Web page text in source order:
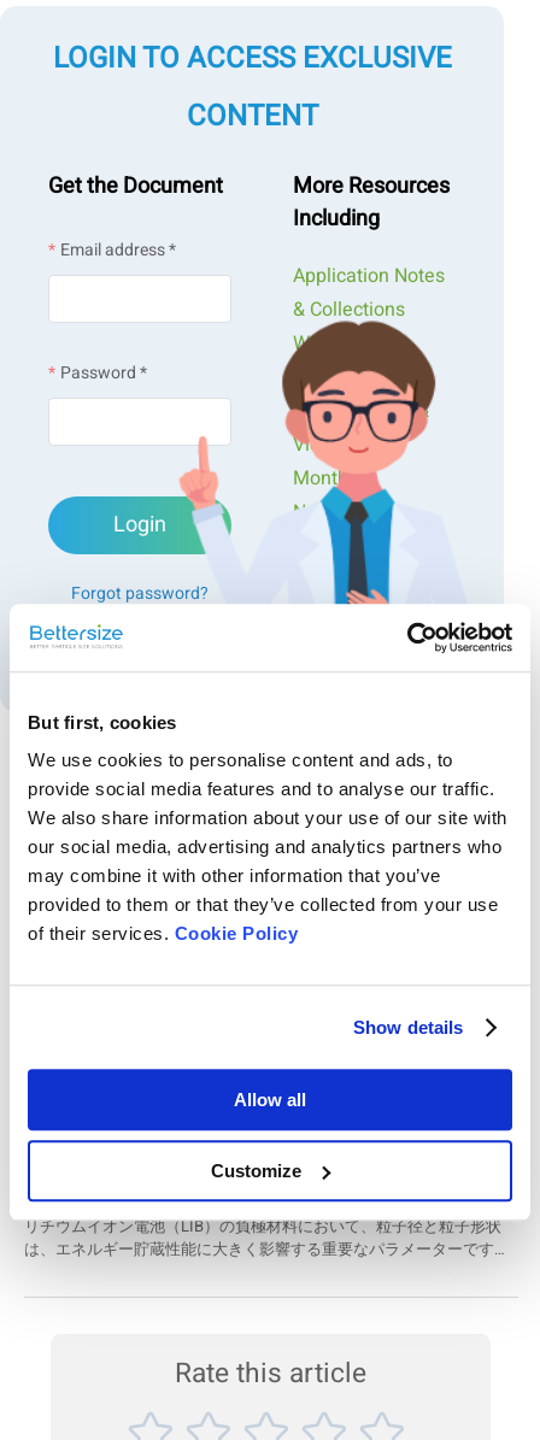
But first, cookies
We use cookies to personalise content and ads, to
provide social media features and to analyse our traffic.
We also share information about your use of our site with
our social media, advertising and analytics partners who
may combine it with other information that you’ve
provided to them or that they’ve collected from your use
of their services. Cookie Policy
Show details
Allow all
Customize
測定対象試料：
正極材料、負極材料
粒子径
粒子形状
（アスペクト比、円形度など）
（かさ密度、タップ密度、流動性 ほか）
レーザー回折・散乱
画像解析
粉体物性評価
LOGIN TO ACCESS EXCLUSIVE
CONTENT
Get the Document
Email address *
Password *
Login
Forgot password?
Create an account
More Resources
Including
Application Notes
& Collections
Webinars &
Workshops
Presentations &
Videos
Monthly
Newsletters
Exclusive Events...
Recommended articles
BeNano アプリケーションノート集のご案内～医
薬品からナノ材料まで、幅広い分野での活用事例
をご紹介～
BeNanoの高性能ナノ粒子解析システムを活用した全26件のアプリケ
ーションノートをまとめました。粒子径、ゼータ電位、分子量、レオ
す。対象サンプルは医薬品、タンパク質、材料、研磨材、電池、顔
技術に加え、後方散乱光検出法やマイクロレオロジー、位相解析光散
乱（PALS）などの先進技術を活用した解析例もご紹介！ これらの技
術は、製剤の最適化、相互...
本アプリケーションノートでは、BeNano 90 Zeta を使用し、2種類の
スチレン-ブタジエン共重合体ラテックスの粒径とゼータ電位を測定し
系）、かつゼータ電位が高いことから、凝集しにくい安定した分散系
であることが明らかになりました。 測定装置 BeNano シリーズナノ粒
による粒径測定 ・電気泳動光散乱法（ELS）によるゼータ電位測定
高感度検出に対応 微量サンプルでも高精度な測定が可能 測定対象 ス
チレン-ブタジエン系 共重合ラテックス（...
リチウムイオン電池の負極における粒子径と粒子
形状がエネルギー密度に与える影響の検討
リチウムイオン電池（LIB）の負極材料において、粒子径と粒子形状
は、エネルギー貯蔵性能に大きく影響する重要なパラメーターです。
管理・制御することが求められます。グラファイトの粒子径はレーザ
必要がありましたが、Bettersizer S3 Plusは、1台で両方の測定技術を
搭載しており、1回の測定で粒子径と形状のデータを同時に取得する
ことが可能です。 製品 Bettersizer S3 Plus 産業...
Rate this article